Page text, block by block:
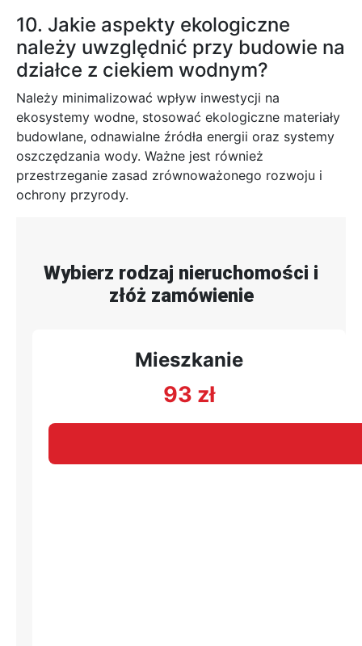
10. Jakie aspekty ekologiczne
należy uwzględnić przy budowie na
działce z ciekiem wodnym?
Należy minimalizować wpływ inwestycji na
ekosystemy wodne, stosować ekologiczne materiały
budowlane, odnawialne źródła energii oraz systemy
oszczędzania wody. Ważne jest również
przestrzeganie zasad zrównoważonego rozwoju i
ochrony przyrody.
Wybierz rodzaj nieruchomości i
złóż zamówienie
Mieszkanie
93 zł